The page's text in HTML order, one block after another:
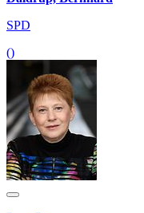
SPD
()